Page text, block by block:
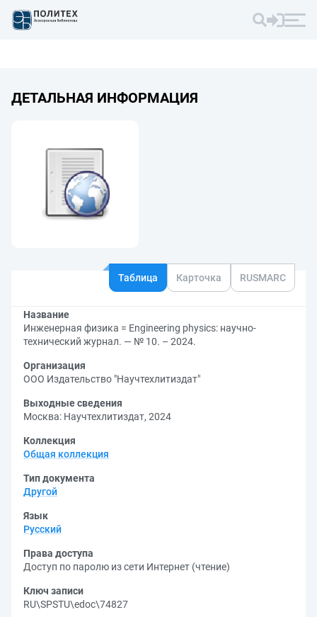
ДЕТАЛЬНАЯ ИНФОРМАЦИЯ
Таблица Карточка RUSMARC
Название
Инженерная физика = Engineering physics: научно-
технический журнал. — № 10. – 2024.
Организация
ООО Издательство "Научтехлитиздат"
Выходные сведения
Москва: Научтехлитиздат, 2024
Коллекция
Общая коллекция
Тип документа
Другой
Язык
Русский
Права доступа
Доступ по паролю из сети Интернет (чтение)
Ключ записи
RU\SPSTU\edoc\74827